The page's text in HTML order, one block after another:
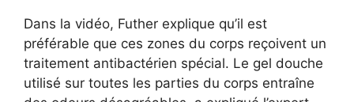
Dans la vidéo, Futher explique qu’il est
préférable que ces zones du corps reçoivent un
traitement antibactérien spécial. Le gel douche
utilisé sur toutes les parties du corps entraîne